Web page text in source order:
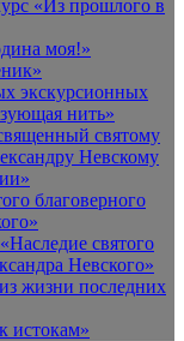
«Из прошлого в
моя!»
экскурсионных
нить»
святому
Невскому
благоверного
святого
Невского»
жизни последних
истокам»